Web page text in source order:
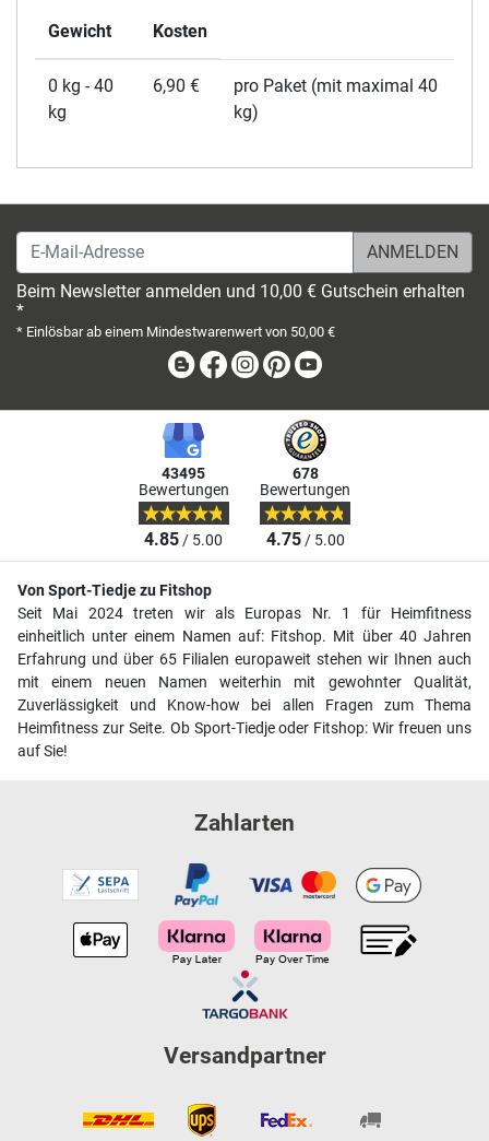
Gewicht Kosten
0 kg - 40
kg
6,90 €
pro Paket (mit maximal 40
kg)
E-Mail-Adresse
Beim Newsletter anmelden und 10,00 € Gutschein erhalten
*
* Einlösbar ab einem Mindestwarenwert von 50,00 €
BlogFacebook
Instagram
Pinterest
43495
Bewertungen
4.85/ 5.00
678
Bewertungen
4.75/ 5.00
Von Sport-Tiedje zu Fitshop
Seit Mai 2024 treten wir als Europas Nr. 1 für Heimfitness
einheitlich unter einem Namen auf: Fitshop. Mit über 40 Jahren
Erfahrung und über 65 Filialen europaweit stehen wir Ihnen auch
mit einem neuen Namen weiterhin mit gewohnter Qualität,
Zuverlässigkeit und Know-how bei allen Fragen zum Thema
Heimfitness zur Seite. Ob Sport-Tiedje oder Fitshop: Wir freuen uns
auf Sie!
Zahlarten
Versandpartner